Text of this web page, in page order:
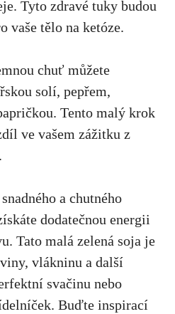
Tyto zdravé tuky budou⁤
vaše tělo na ketóze.
chuť ​můžete
solí, pepřem,
Tento ⁢malý‌ krok
ve vašem⁣ zážitku z
a chutného
dodatečnou energii
Tato malá zelená soja je
vlákninu a další
svačinu⁤ nebo
Buďte inspirací